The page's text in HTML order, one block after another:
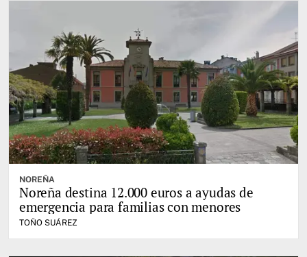
NOREÑA
Noreña destina 12.000 euros a ayudas de
emergencia para familias con menores
TOÑO SUÁREZ